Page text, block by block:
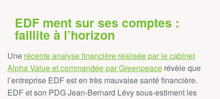
EDF ment sur ses comptes :
faillite à l’horizon
Une récente analyse financière réalisée par le cabinet
Alpha Value et commandée par Greenpeace révèle que
l’entreprise EDF est en très mauvaise santé financière.
EDF et son PDG Jean-Bernard Lévy sous-estiment les